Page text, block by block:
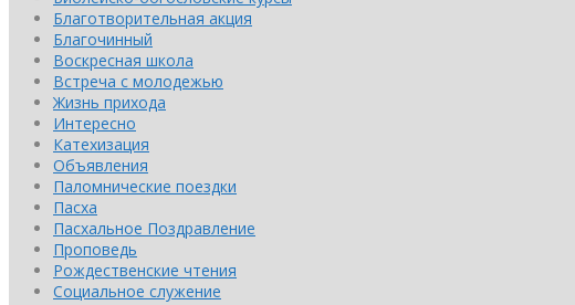
Благотворительная акция
Благочинный
Воскресная школа
Встреча с молодежью
Жизнь прихода
Интересно
Катехизация
Объявления
Паломнические поездки
Пасха
Пасхальное Поздравление
Проповедь
Рождественские чтения
Социальное служение